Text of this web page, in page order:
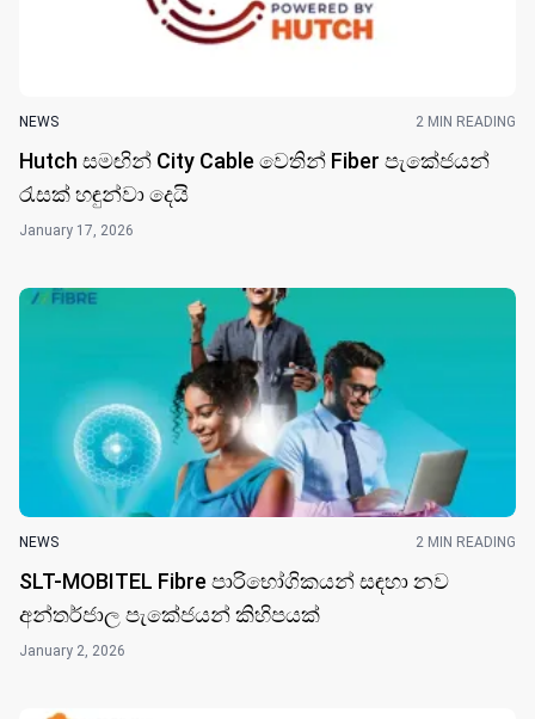
NEWS 2 MIN READING
Hutch සමඟින් City Cable වෙතින් Fiber පැකේජයන්
රැසක් හඳුන්වා දෙයි
January 17, 2026
NEWS 2 MIN READING
SLT-MOBITEL Fibre පාරිභෝගිකයන් සඳහා නව
අන්තර්ජාල පැකේජයන් කිහිපයක්
January 2, 2026